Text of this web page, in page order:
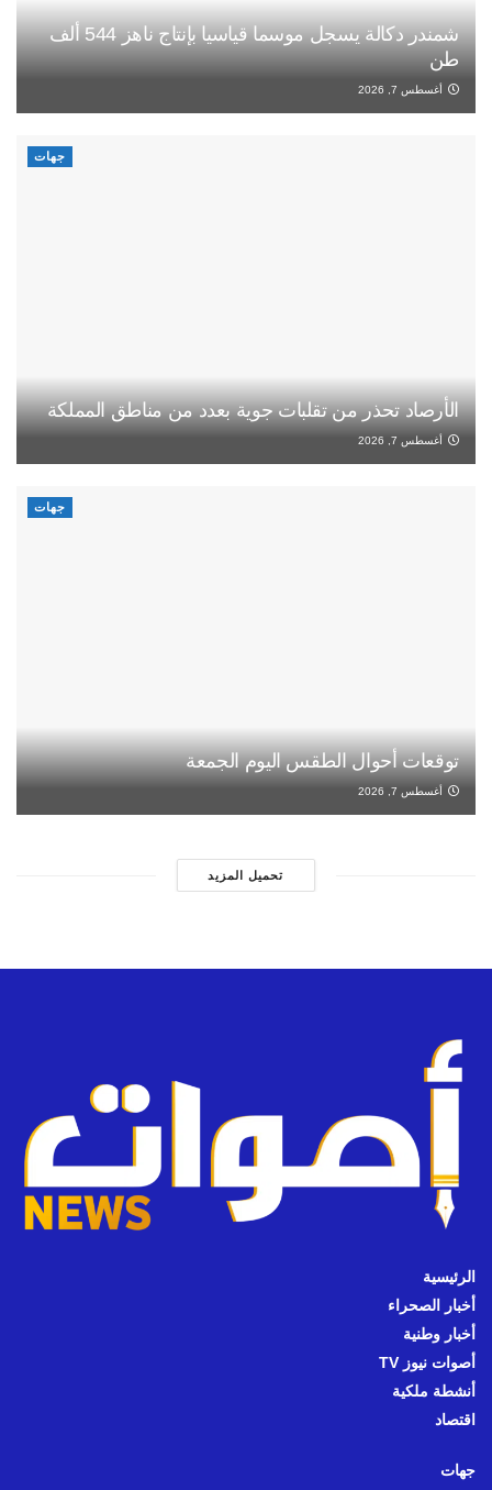
شمندر دكالة يسجل موسما قياسيا بإنتاج ناهز 544 ألف
طن
أغسطس 7, 2026
جهات
الأرصاد تحذر من تقلبات جوية بعدد من مناطق المملكة
أغسطس 7, 2026
جهات
توقعات أحوال الطقس اليوم الجمعة
أغسطس 7, 2026
تحميل المزيد
الرئيسية
أخبار الصحراء
أخبار وطنية
أصوات نيوز TV
أنشطة ملكية
اقتصاد
جهات